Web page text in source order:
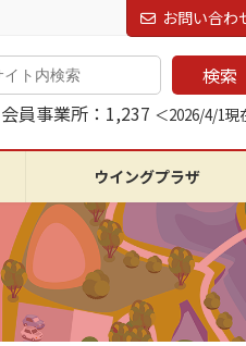
お問い合わ
検索
会員事業所：1,237 ＜2026/4/1現
ウイングプラザ